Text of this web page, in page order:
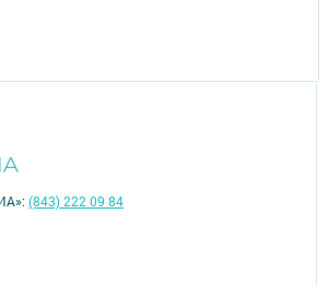
(843) 222 09 84